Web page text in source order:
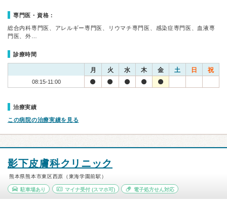
専門医・資格：
総合内科専門医、アレルギー専門医、リウマチ専門医、感染症専門医、血液専
門医、外…
診療時間
月 火 水 木 金 土 日 祝
08:15-11:00
治療実績
この病院の治療実績を見る
影下皮膚科クリニック
熊本県熊本市東区西原（東海学園前駅）
駐車場あり マイナ受付(スマホ可) 電子処方せん対応